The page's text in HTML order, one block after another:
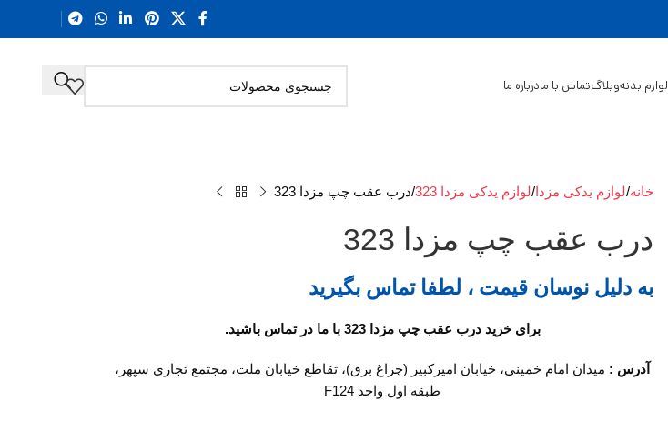
لوازم بدنهوبلاگتماس با مادرباره ما
خانه لوازم یدکی مزدا لوازم یدکی مزدا 323 درب عقب چپ مزدا 323
درب عقب چپ مزدا 323
به دلیل نوسان قیمت ، لطفا تماس بگیرید
برای خرید درب عقب چپ مزدا 323 با ما در تماس باشید.
آدرس : میدان امام خمینی، خیابان امیرکبیر (چراغ برق)، تقاطع خیابان ملت، مجتمع تجاری سپهر،
طبقه اول واحد F124